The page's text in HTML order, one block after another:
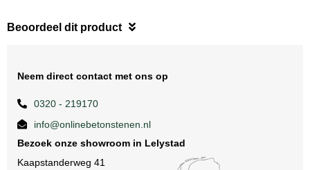
Beoordeel dit product
Neem direct contact met ons op
0320 - 219170
info@onlinebetonstenen.nl
Bezoek onze showroom in Lelystad
Kaapstanderweg 41